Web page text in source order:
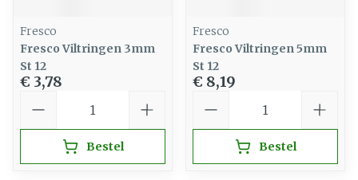
Fresco
Fresco Viltringen 3mm
St 12
€ 3,78
Bestel
Fresco
Fresco Viltringen 5mm
St 12
€ 8,19
Bestel